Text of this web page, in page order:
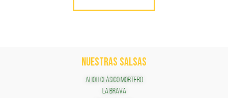
NUESTRAS SALSAS
ALIOLI CLÁSICO MORTERO
LA BRAVA